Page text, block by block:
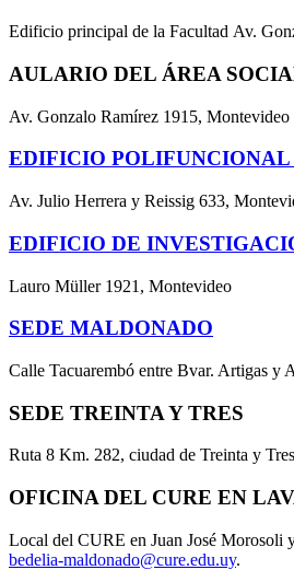
Edificio principal de la Facultad Av.
AULARIO DEL ÁREA
Av. Gonzalo Ramírez 1915, Montevideo
EDIFICIO POLIFUNCIONAL
Av. Julio Herrera y Reissig 633,
EDIFICIO DE
Lauro Müller 1921, Montevideo
SEDE MALDONADO
Calle Tacuarembó entre Bvar. Artigas y
SEDE TREINTA Y TRES
Ruta 8 Km. 282, ciudad de Treinta y
OFICINA DEL CURE EN
Local del CURE en Juan José Morosoli
bedelia-maldonado@cure.edu.uy.